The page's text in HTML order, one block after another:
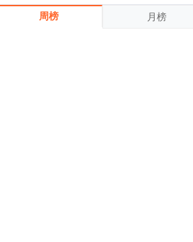
8月5日消息，内外盘贵金属强劲走升，沪
金主力合约涨停，涨幅3.99%，报334.00
周榜 月榜